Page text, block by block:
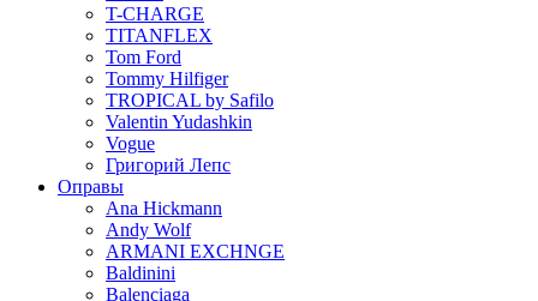
T-CHARGE
TITANFLEX
Tom Ford
Tommy Hilfiger
TROPICAL by Safilo
Valentin Yudashkin
Vogue
Григорий Лепс
Оправы
Ana Hickmann
Andy Wolf
ARMANI EXCHNGE
Baldinini
Balenciaga